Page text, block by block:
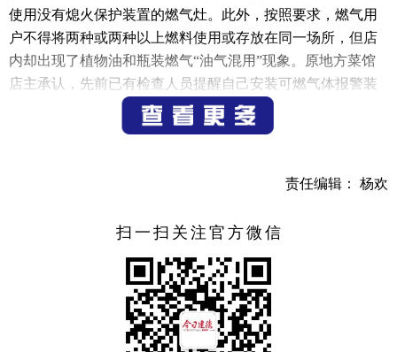
使用没有熄火保护装置的燃气灶。此外，按照要求，燃气用
户不得将两种或两种以上燃料使用或存放在同一场所，但店
内却出现了植物油和瓶装燃气“油气混用”现象。原地方菜馆
店主承认，先前已有检查人员提醒自己安装可燃气体报警装
置等，但还没来得及购买材料更换。自己也知道油气不能混
放混用，只是为了图方便省事。
师傅铁板鸭、悦香饺子王，发现存在问题较多。市住建局市
板鸭使用的橡胶软管太长且不合格，其可燃气体报警装置没
有通电，形同虚设；悦香饺子王也使用了不合格的橡胶软
管，安装的可燃气体报警装置位置过高，存在燃爆的风险。
在寿昌镇，检查人员检查了“909”美食街和位于东昌路的
部分餐饮店，发现大多数餐饮店的燃气安全相关工作落实较
责任编辑： 杨欢
扫一扫关注官方微信